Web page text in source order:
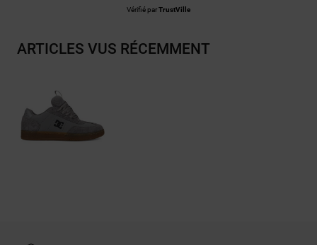
Vérifié parTrustVille
ARTICLES VUS RÉCEMMENT